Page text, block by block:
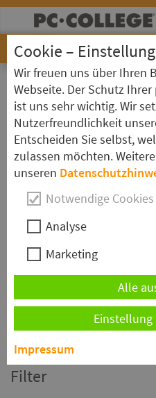
Startseite»Aktionsangebote
durchgeführt. Zudem
einen Aktions-Rabatt.
Die Anmeldung zu einem
ausschließlich hier online
Anmeldung kann nicht in
umgewandelt werden.
anderen Rabatten
Filter
Cookie –
Wir freuen uns über Ihren
Webseite. Der Schutz
ist uns sehr wichtig. Wir
Nutzerfreundlichkeit
Entscheiden Sie selbst,
zulassen möchten.
unseren
Notwendige Cookies
Analyse
Marketing
Alle
Impressum